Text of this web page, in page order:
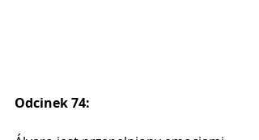
Odcinek 74: